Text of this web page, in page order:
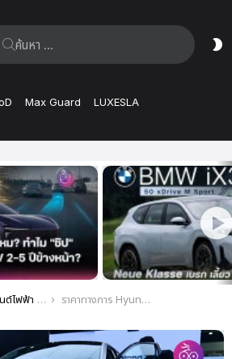
:
Max Guard LUXESLA
า EV ล่าสุด ราคาทางการ Hyundai IONIQ 5 ไฟฟ้า 100% วิ่งไกล 480 กม. เริ่มต้น 1.699 ล้าน ชมได้ในงาน Motor Expo 2023 ครั้งที่ 40